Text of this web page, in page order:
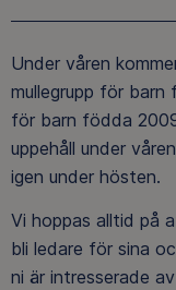
Under våren
mullegrupp för barn
för barn födda
uppehåll under
igen under hösten.
Vi hoppas alltid på
bli ledare för sina
ni är intresserade